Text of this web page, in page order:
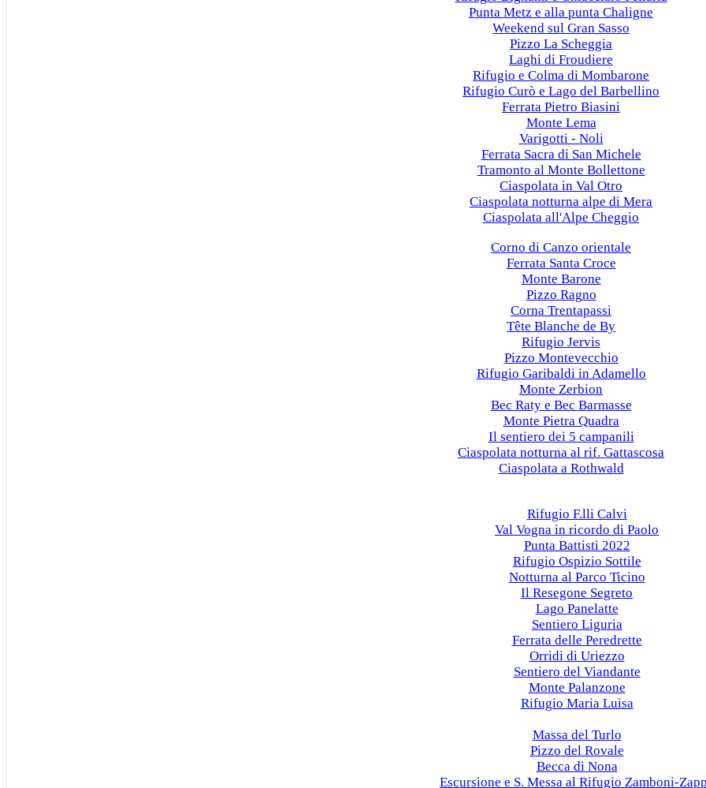
Punta Metz e alla punta Chaligne
Weekend sul Gran Sasso
Pizzo La Scheggia
Laghi di Froudiere
Rifugio e Colma di Mombarone
Rifugio Curò e Lago del Barbellino
Ferrata Pietro Biasini
Monte Lema
Varigotti - Noli
Ferrata Sacra di San Michele
Tramonto al Monte Bollettone
Ciaspolata in Val Otro
Ciaspolata notturna alpe di Mera
Ciaspolata all'Alpe Cheggio
Corno di Canzo orientale
Ferrata Santa Croce
Monte Barone
Pizzo Ragno
Corna Trentapassi
Tête Blanche de By
Rifugio Jervis
Pizzo Montevecchio
Rifugio Garibaldi in Adamello
Monte Zerbion
Bec Raty e Bec Barmasse
Monte Pietra Quadra
Il sentiero dei 5 campanili
Ciaspolata notturna al rif. Gattascosa
Ciaspolata a Rothwald
Rifugio F.lli Calvi
Val Vogna in ricordo di Paolo
Punta Battisti 2022
Rifugio Ospizio Sottile
Notturna al Parco Ticino
Il Resegone Segreto
Lago Panelatte
Sentiero Liguria
Ferrata delle Peredrette
Orridi di Uriezzo
Sentiero del Viandante
Monte Palanzone
Rifugio Maria Luisa
Massa del Turlo
Pizzo del Rovale
Becca di Nona
Escursione e S. Messa al Rifugio Zamboni-